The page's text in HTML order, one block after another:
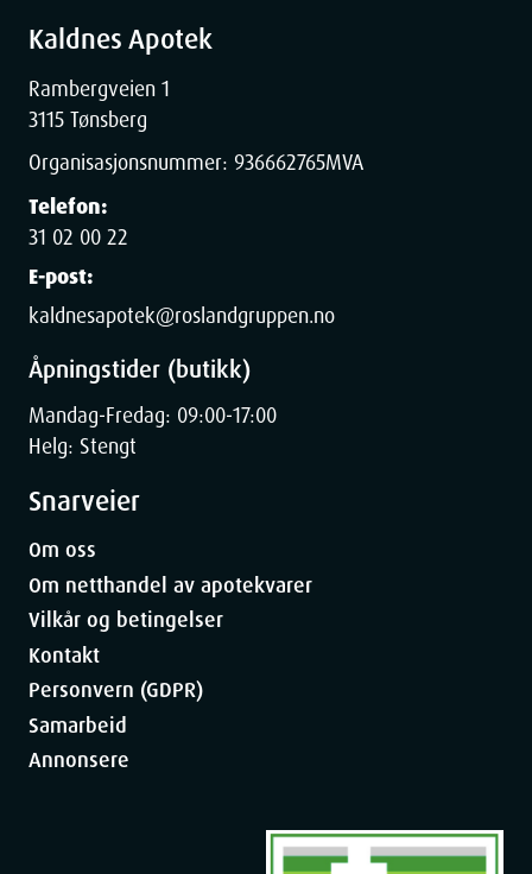
Kaldnes Apotek
Rambergveien 1
3115 Tønsberg
Organisasjonsnummer: 936662765MVA
Telefon:
31 02 00 22
E-post:
kaldnesapotek@roslandgruppen.no
Åpningstider (butikk)
Mandag-Fredag: 09:00-17:00
Helg: Stengt
Snarveier
Om oss
Om netthandel av apotekvarer
Vilkår og betingelser
Kontakt
Personvern (GDPR)
Samarbeid
Annonsere